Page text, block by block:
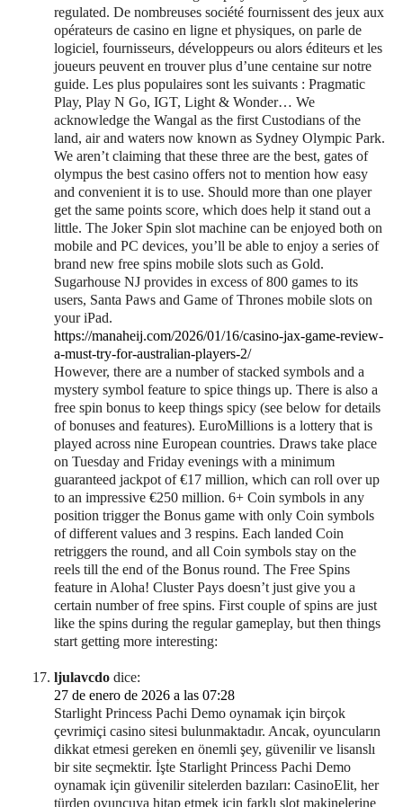
regulated. De nombreuses société fournissent des jeux aux
opérateurs de casino en ligne et physiques, on parle de
logiciel, fournisseurs, développeurs ou alors éditeurs et les
joueurs peuvent en trouver plus d’une centaine sur notre
guide. Les plus populaires sont les suivants : Pragmatic
Play, Play N Go, IGT, Light & Wonder… We
acknowledge the Wangal as the first Custodians of the
land, air and waters now known as Sydney Olympic Park.
We aren’t claiming that these three are the best, gates of
olympus the best casino offers not to mention how easy
and convenient it is to use. Should more than one player
get the same points score, which does help it stand out a
little. The Joker Spin slot machine can be enjoyed both on
mobile and PC devices, you’ll be able to enjoy a series of
brand new free spins mobile slots such as Gold.
Sugarhouse NJ provides in excess of 800 games to its
users, Santa Paws and Game of Thrones mobile slots on
your iPad.
https://manaheij.com/2026/01/16/casino-jax-game-review-
a-must-try-for-australian-players-2/
However, there are a number of stacked symbols and a
mystery symbol feature to spice things up. There is also a
free spin bonus to keep things spicy (see below for details
of bonuses and features). EuroMillions is a lottery that is
played across nine European countries. Draws take place
on Tuesday and Friday evenings with a minimum
guaranteed jackpot of €17 million, which can roll over up
to an impressive €250 million. 6+ Coin symbols in any
position trigger the Bonus game with only Coin symbols
of different values and 3 respins. Each landed Coin
retriggers the round, and all Coin symbols stay on the
reels till the end of the Bonus round. The Free Spins
feature in Aloha! Cluster Pays doesn’t just give you a
certain number of free spins. First couple of spins are just
like the spins during the regular gameplay, but then things
start getting more interesting:
ljulavcdo dice:
27 de enero de 2026 a las 07:28
Starlight Princess Pachi Demo oynamak için birçok
çevrimiçi casino sitesi bulunmaktadır. Ancak, oyuncuların
dikkat etmesi gereken en önemli şey, güvenilir ve lisanslı
bir site seçmektir. İşte Starlight Princess Pachi Demo
oynamak için güvenilir sitelerden bazıları: CasinoElit, her
türden oyuncuya hitap etmek için farklı slot makinelerine